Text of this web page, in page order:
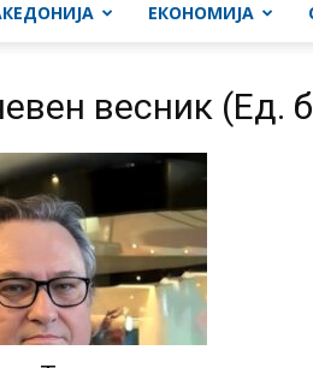
ЕКОНОМИЈА
весник (Ед.